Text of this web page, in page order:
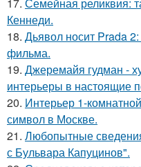
Кеннеди.
18. Дьявол носит Prada
фильма.
19. Джеремайя гудман -
интерьеры в настоящие
20. Интерьер 1-
символ в Москве.
21. Любопытные
с Бульвара Капуцинов".